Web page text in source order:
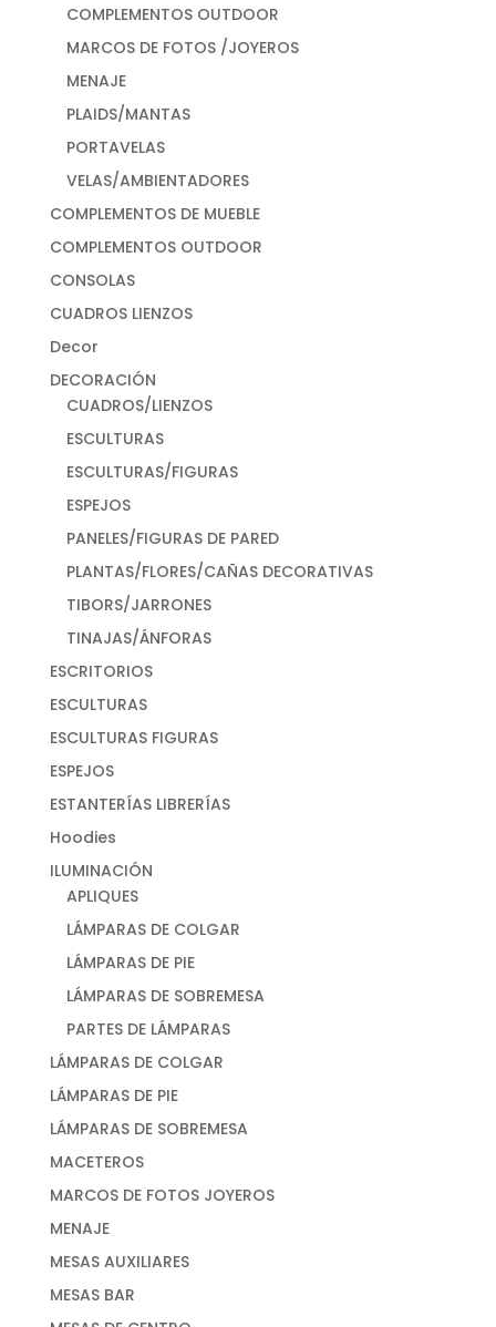
COMPLEMENTOS OUTDOOR
MARCOS DE FOTOS /JOYEROS
MENAJE
PLAIDS/MANTAS
PORTAVELAS
VELAS/AMBIENTADORES
COMPLEMENTOS DE MUEBLE
COMPLEMENTOS OUTDOOR
CONSOLAS
CUADROS LIENZOS
Decor
DECORACIÓN
CUADROS/LIENZOS
ESCULTURAS
ESCULTURAS/FIGURAS
ESPEJOS
PANELES/FIGURAS DE PARED
PLANTAS/FLORES/CAÑAS DECORATIVAS
TIBORS/JARRONES
TINAJAS/ÁNFORAS
ESCRITORIOS
ESCULTURAS
ESCULTURAS FIGURAS
ESPEJOS
ESTANTERÍAS LIBRERÍAS
Hoodies
ILUMINACIÓN
APLIQUES
LÁMPARAS DE COLGAR
LÁMPARAS DE PIE
LÁMPARAS DE SOBREMESA
PARTES DE LÁMPARAS
LÁMPARAS DE COLGAR
LÁMPARAS DE PIE
LÁMPARAS DE SOBREMESA
MACETEROS
MARCOS DE FOTOS JOYEROS
MENAJE
MESAS AUXILIARES
MESAS BAR